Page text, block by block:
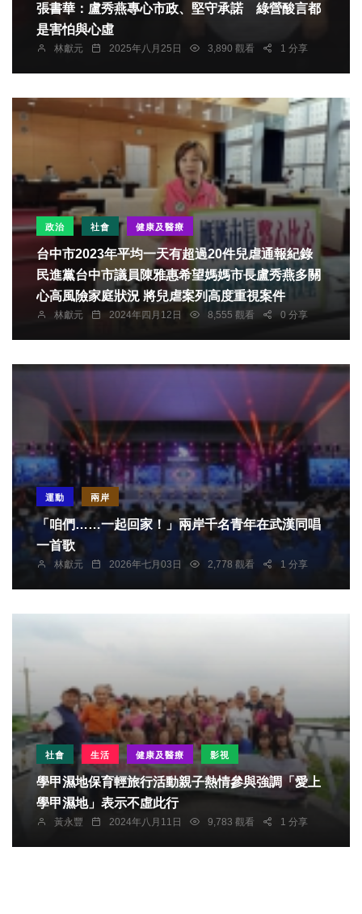
張書華：盧秀燕專心市政、堅守承諾 綠營酸言都
是害怕與心虛
林獻元 2025年八月25日 3,890 觀看 1 分享
政治 社會 健康及醫療
台中市2023年平均一天有超過20件兒虐通報紀錄
民進黨台中市議員陳雅惠希望媽媽市長盧秀燕多關
心高風險家庭狀況 將兒虐案列高度重視案件
林獻元 2024年四月12日 8,555 觀看 0 分享
運動 兩岸
「咱們……一起回家！」兩岸千名青年在武漢同唱
一首歌
林獻元 2026年七月03日 2,778 觀看 1 分享
社會 生活 健康及醫療 影視
學甲濕地保育輕旅行活動親子熱情參與強調「愛上
學甲濕地」表示不虛此行
黃永豐 2024年八月11日 9,783 觀看 1 分享